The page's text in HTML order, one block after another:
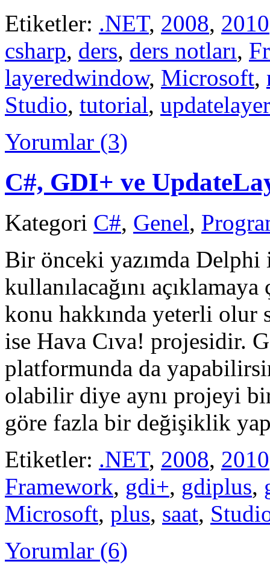
Etiketler: .NET, 2008, 2010
csharp, ders, ders notları,
layeredwindow, Microsoft,
Studio, tutorial,
Yorumlar (3)
C#, GDI+ ve
Kategori C#, Genel,
Bir önceki yazımda
kullanılacağını
konu hakkında yeterli olur
ise Hava Cıva! projesidir.
platformunda da
olabilir diye aynı projeyi
göre fazla bir değişiklik
Etiketler: .NET, 2008, 2010
Framework, gdi+, gdiplus,
Microsoft, plus, saat,
Yorumlar (6)